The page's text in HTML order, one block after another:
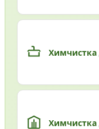
Химчистка
Химчистка